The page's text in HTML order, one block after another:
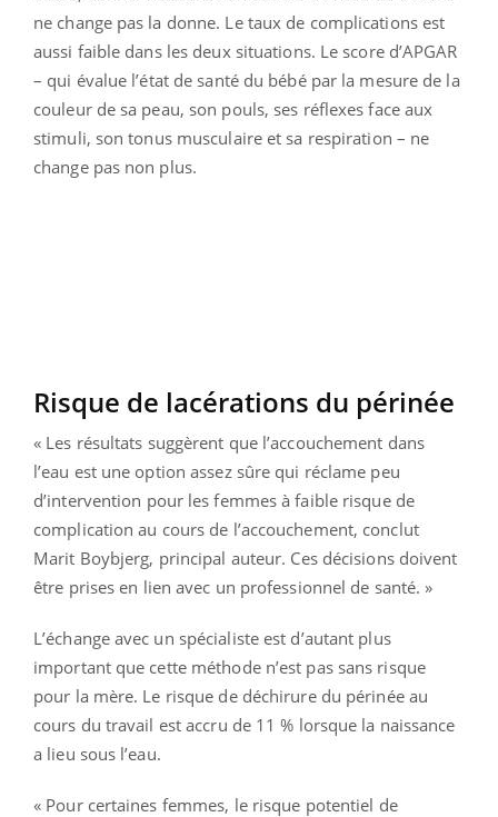
ne change pas la donne. Le taux de complications est
aussi faible dans les deux situations. Le score d’APGAR
– qui évalue l’état de santé du bébé par la mesure de la
couleur de sa peau, son pouls, ses réflexes face aux
stimuli, son tonus musculaire et sa respiration – ne
change pas non plus.
Risque de lacérations du périnée
« Les résultats suggèrent que l’accouchement dans
l’eau est une option assez sûre qui réclame peu
d’intervention pour les femmes à faible risque de
complication au cours de l’accouchement, conclut
Marit Boybjerg, principal auteur. Ces décisions doivent
être prises en lien avec un professionnel de santé. »
L’échange avec un spécialiste est d’autant plus
important que cette méthode n’est pas sans risque
pour la mère. Le risque de déchirure du périnée au
cours du travail est accru de 11 % lorsque la naissance
a lieu sous l’eau.
« Pour certaines femmes, le risque potentiel de